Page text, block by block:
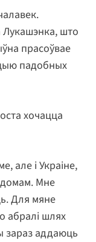
Лукашэнка, што
прасоўвае
падобных
хочацца
але і Украіне,
домам. Мне
Для мяне
абралі шлях
зараз аддаюць